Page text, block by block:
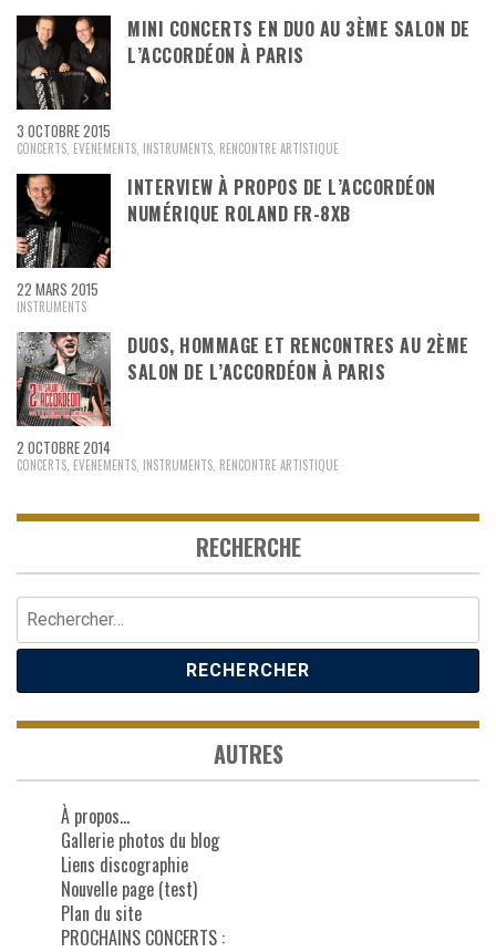
MINI CONCERTS EN DUO AU 3ÈME SALON DE
L’ACCORDÉON À PARIS
3 OCTOBRE 2015
CONCERTS EVENEMENTS INSTRUMENTS RENCONTRE ARTISTIQUE
INTERVIEW À PROPOS DE L’ACCORDÉON
NUMÉRIQUE ROLAND FR-8XB
22 MARS 2015
INSTRUMENTS
DUOS, HOMMAGE ET RENCONTRES AU 2ÈME
SALON DE L’ACCORDÉON À PARIS
2 OCTOBRE 2014
CONCERTS EVENEMENTS INSTRUMENTS RENCONTRE ARTISTIQUE
RECHERCHE
Rechercher :
AUTRES
À propos…
Gallerie photos du blog
Liens discographie
Nouvelle page (test)
Plan du site
PROCHAINS CONCERTS :